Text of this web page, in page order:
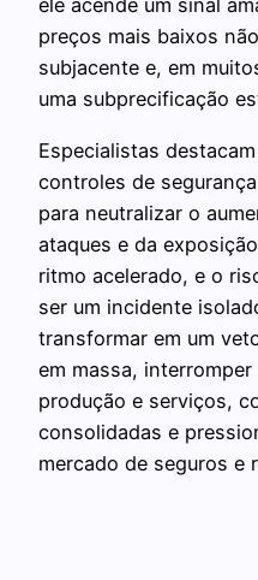
ele acende um sinal
preços mais baixos
subjacente e, em
uma subprecificação
Especialistas
controles de
para neutralizar o
ataques e da
ritmo acelerado, e o
ser um incidente
transformar em um
em massa,
produção e serviços,
consolidadas e
mercado de seguros e